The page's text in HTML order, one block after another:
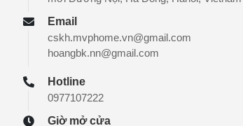
Email
cskh.mvphome.vn@gmail.com
hoangbk.nn@gmail.com
Hotline
0977107222
Giờ mở cửa